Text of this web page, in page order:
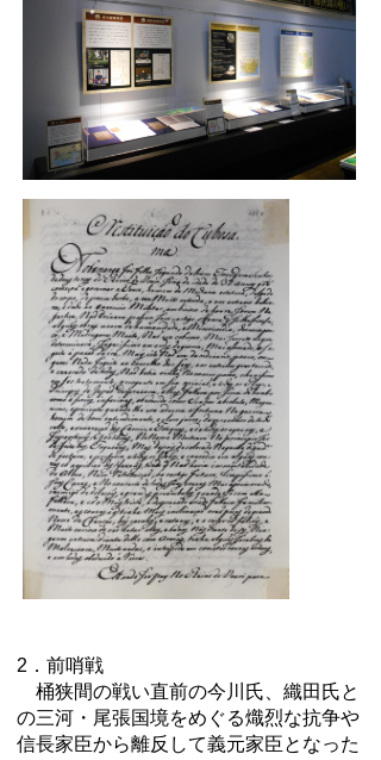
2．前哨戦
桶狭間の戦い直前の今川氏、織田氏と
の三河・尾張国境をめぐる熾烈な抗争や
信長家臣から離反して義元家臣となった